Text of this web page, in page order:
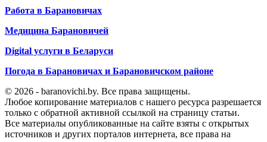
Работа в Барановичах
Медицина Барановичей
Digital услуги в Беларуси
Погода в Барановичах и Барановичском районе
© 2026 - baranovichi.by. Все права защищены.
Любое копирование материалов с нашего ресурса разрешается
только с обратной активной ссылкой на страницу статьи.
Все материалы опубликованные на сайте взяты с открытых
источников и других порталов интернета, все права на